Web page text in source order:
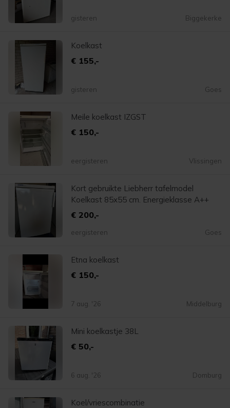
Biggekerke
gisteren
Koelkast
€ 155,-
Goes
gisteren
Meile koelkast IZGST
€ 150,-
Vlissingen
eergisteren
Kort gebruikte Liebherr tafelmodel
Koelkast 85x55 cm. Energieklasse A++
€ 200,-
Goes
eergisteren
Etna koelkast
€ 150,-
Middelburg
7 aug. '26
Mini koelkastje 38L
€ 50,-
Domburg
6 aug. '26
Koel/vriescombinatie